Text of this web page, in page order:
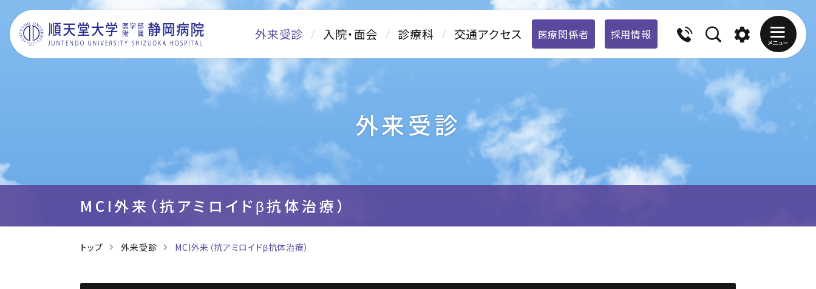
外来受診 入院・面会 診療科 交通アクセス 医療関係者 採用情報
外来受診
MCI外来（抗アミロイドβ抗体治療）
トップ 外来受診 MCI外来（抗アミロイドβ抗体治療）